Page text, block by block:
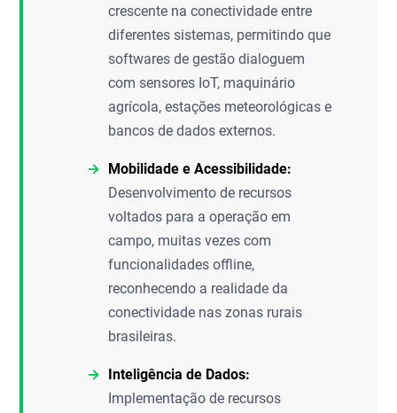
crescente na conectividade entre
diferentes sistemas, permitindo que
softwares de gestão dialoguem
com sensores IoT, maquinário
agrícola, estações meteorológicas e
bancos de dados externos.
Mobilidade e Acessibilidade:
Desenvolvimento de recursos
voltados para a operação em
campo, muitas vezes com
funcionalidades offline,
reconhecendo a realidade da
conectividade nas zonas rurais
brasileiras.
Inteligência de Dados:
Implementação de recursos